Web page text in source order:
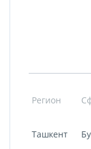
Регион
Ташкент